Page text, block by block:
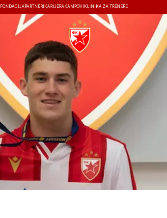
FONDACIJA PARTNERI KARIJERA KAMPOVI KLINIKA ZA TRENERE